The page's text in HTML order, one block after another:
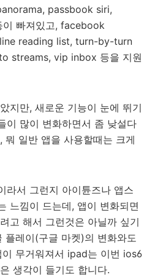
passbook siri,
빠져있고, facebook
reading list, turn-by-turn
streams, vip inbox 등을 지원
지만, 새로운 기능이 눈에 뛰기
이 많이 변화하면서 좀 낮설다
뭐 일반 앱을 사용할때는 크게
라서 그런지 아이튠즈나 앱스
느낌이 드는데, 앱이 변화되면
고 해서 그런것은 아닐까 싶기
플레이(구글 마켓)의 변화와도
무거워져서 ipad는 이번 ios6
생각이 들기도 합니다.